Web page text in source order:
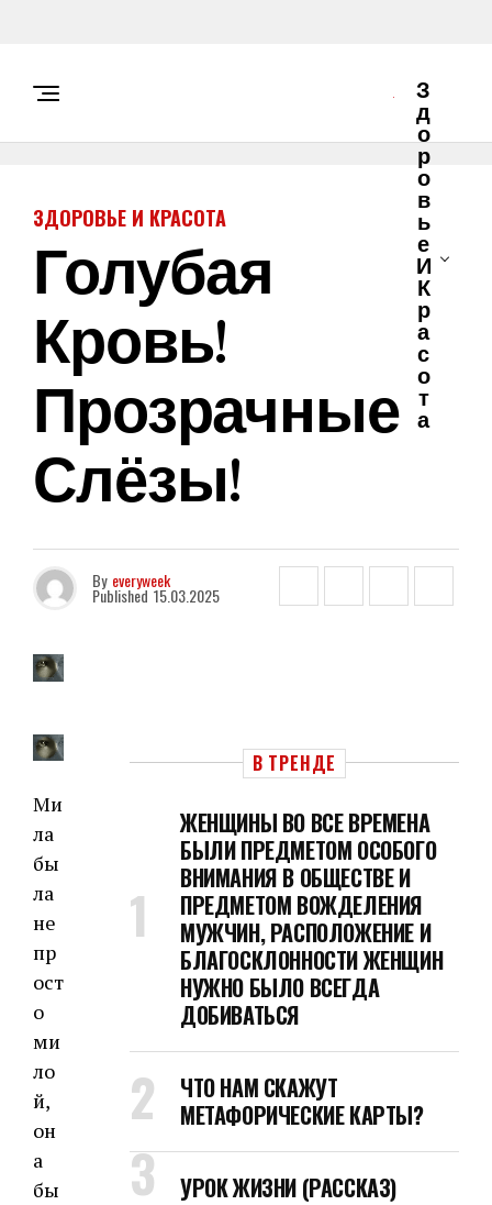
З
Д
О
Р
О
В
Ь
Е
И
К
Р
А
С
О
Т
А
ЗДОРОВЬЕ И КРАСОТА
Голубая
Кровь!
Прозрачные
Слёзы!
By everyweek
Published 15.03.2025
Ми
ла
бы
ла
не
пр
ост
о
ми
ло
й,
он
а
бы
В ТРЕНДЕ
ЖЕНЩИНЫ ВО ВСЕ ВРЕМЕНА
БЫЛИ ПРЕДМЕТОМ ОСОБОГО
ВНИМАНИЯ В ОБЩЕСТВЕ И
ПРЕДМЕТОМ ВОЖДЕЛЕНИЯ
МУЖЧИН, РАСПОЛОЖЕНИЕ И
БЛАГОСКЛОННОСТИ ЖЕНЩИН
НУЖНО БЫЛО ВСЕГДА
ДОБИВАТЬСЯ
ЧТО НАМ СКАЖУТ
МЕТАФОРИЧЕСКИЕ КАРТЫ?
УРОК ЖИЗНИ (РАССКАЗ)